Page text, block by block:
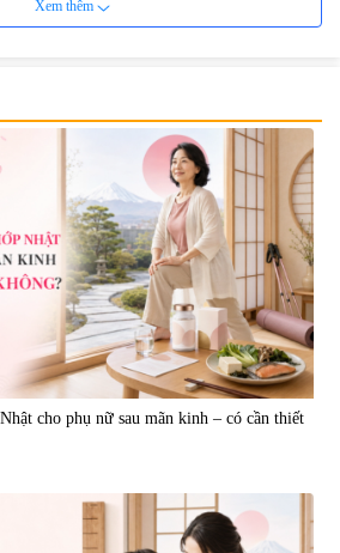
Viên uống bổ não Ribeto Shoji
Ichoha Ekisu Plus - 90 viên
|57.920
1.450.000 đ
Shot
Viên uống chống lão hóa, tăng
sức khỏe Yangmiwa NMN 60
Xem thêm
cho phụ nữ sau mãn kinh – có cần thiết